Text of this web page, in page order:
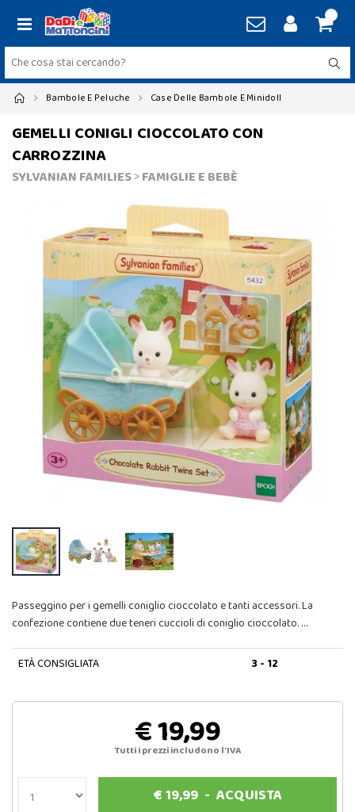
Bambole E Peluche Case Delle Bambole E Minidoll
GEMELLI CONIGLI CIOCCOLATO CON
CARROZZINA
SYLVANIAN FAMILIES>FAMIGLIE E BEBÈ
Passeggino per i gemelli coniglio cioccolato e tanti accessori. La
confezione contiene due teneri cuccioli di coniglio cioccolato. …
ETÀ CONSIGLIATA 3 - 12
€ 19,99
Tutti i prezzi includono l'IVA
€19,99- ACQUISTA